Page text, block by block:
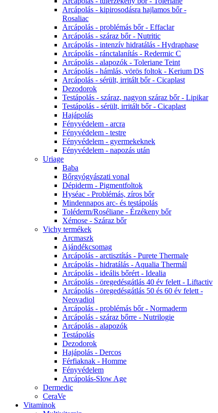
Arcápolás - kipirosodásra hajlamos bőr -
Rosaliac
Arcápolás - problémás bőr - Effaclar
Arcápolás - száraz bőr - Nutritic
Arcápolás - intenzív hidratálás - Hydraphase
Arcápolás - ránctalanítás - Redermic C
Arcápolás - alapozók - Toleriane Teint
Arcápolás - hámlás, vörös foltok - Kerium DS
Arcápolás - sérült, irritált bőr - Cicaplast
Dezodorok
Testápolás - száraz, nagyon száraz bőr - Lipikar
Testápolás - sérült, irritált bőr - Cicaplast
Hajápolás
Fényvédelem - arcra
Fényvédelem - testre
Fényvédelem - gyermekeknek
Fényvédelem - napozás után
Uriage
Baba
Bőrgyógyászati vonal
Dépiderm - Pigmentfoltok
Hyséac - Problémás, zíros bőr
Mindennapos arc- és testápolás
Toléderm/Roséliane - Érzékeny bőr
Xémose - Száraz bőr
Vichy termékek
Arcmaszk
Ajándékcsomag
Arcápolás - arctisztítás - Purete Thermale
Arcápolás - hidratálás - Aqualia Thermál
Arcápolás - ideális bőrért - Idealia
Arcápolás - öregedésgátlás 40 év felett - Liftactiv
Arcápolás - öregedésgátlás 50 és 60 év felett -
Neovadiol
Arcápolás - problémás bőr - Normaderm
Arcápolás - száraz bőrre - Nutrilogie
Arcápolás - alapozók
Testápolás
Dezodorok
Hajápolás - Dercos
Férfiaknak - Homme
Fényvédelem
Arcápolás-Slow Age
Dermedic
CeraVe
Vitaminok